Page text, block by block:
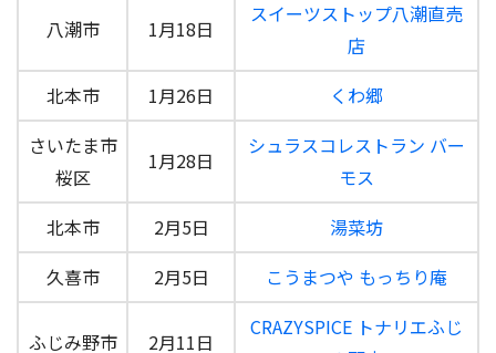
八潮市 1月18日
スイーツストップ八潮直売
店
北本市
1月26日
くわ郷
さいたま市
桜区
1月28日
シュラスコレストラン バー
モス
北本市
2月5日
湯菜坊
久喜市
2月5日 こうまつや もっちり庵
ふじみ野市 2月11日
CRAZYSPICE トナリエふじ